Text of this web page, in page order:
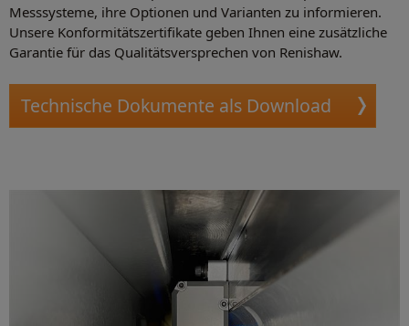
Messsysteme, ihre Optionen und Varianten zu informieren.
Unsere Konformitätszertifikate geben Ihnen eine zusätzliche
Garantie für das Qualitätsversprechen von Renishaw.
Technische Dokumente als Download